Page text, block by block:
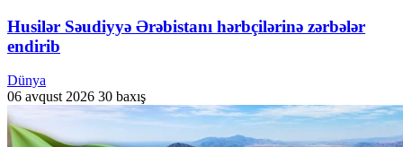
Husilər Səudiyyə Ərəbistanı hərbçilərinə zərbələr
endirib
Dünya
06 avqust 2026 30 baxış